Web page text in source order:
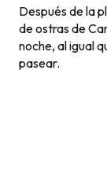
Después de la
de ostras de
noche, al igual
pasear.